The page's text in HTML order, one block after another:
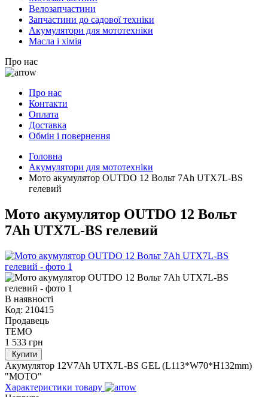
Велозапчастини
Запчастини до садової техніки
Акумулятори для мототехніки
Масла і хімія
Про нас
Про нас
Контакти
Оплата
Доставка
Обмін і повернення
Головна
Акумулятори для мототехніки
Мото акумулятор OUTDO 12 Вольт 7Ah UTX7L-BS
гелевий
Мото акумулятор OUTDO 12 Вольт
7Ah UTX7L-BS гелевий
В наявності
Код: 210415
Продавець
TEMO
1 533 грн
Купити
Акумулятор 12V7Ah UTX7L-BS GEL (L113*W70*H132mm)
"МОТО"
Характеристики товару